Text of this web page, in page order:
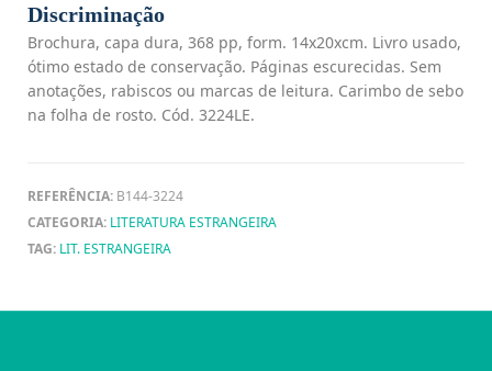
Discriminação
Brochura, capa dura, 368 pp, form. 14x20xcm. Livro usado,
ótimo estado de conservação. Páginas escurecidas. Sem
anotações, rabiscos ou marcas de leitura. Carimbo de sebo
na folha de rosto. Cód. 3224LE.
REFERÊNCIA: B144-3224
CATEGORIA: LITERATURA ESTRANGEIRA
TAG: LIT. ESTRANGEIRA